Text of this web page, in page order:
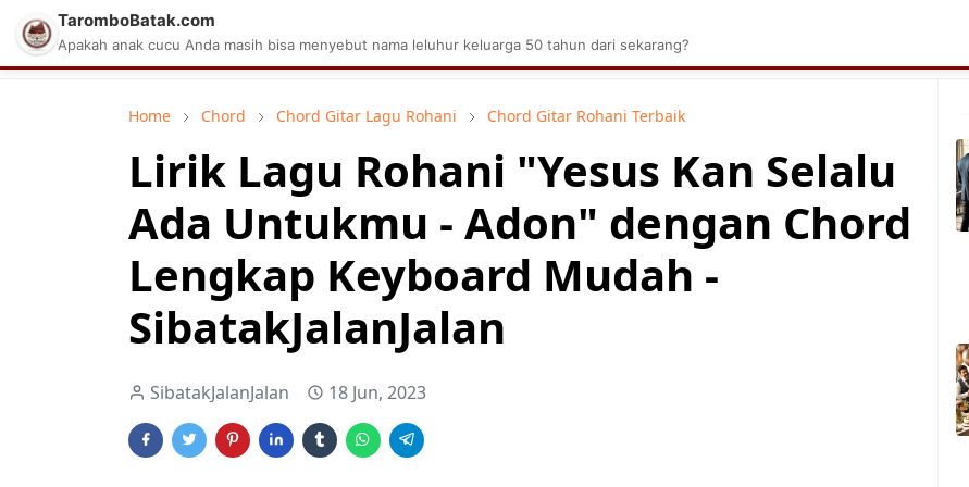
Matius Celcius Sinaga Aplikasi Pabrik Kelapa Sawit Tarombo Batak
Home Chord Chord Gitar Lagu Rohani Chord Gitar Rohani Terbaik
Lirik Lagu Rohani "Yesus Kan Selalu
Ada Untukmu - Adon" dengan Chord
Lengkap Keyboard Mudah -
SibatakJalanJalan
SibatakJalanJalan 18 Jun, 2023
TaromboBatak.com
Apakah anak cucu Anda masih bisa menyebut nama leluhur keluarga 50 tahun dari sekarang?